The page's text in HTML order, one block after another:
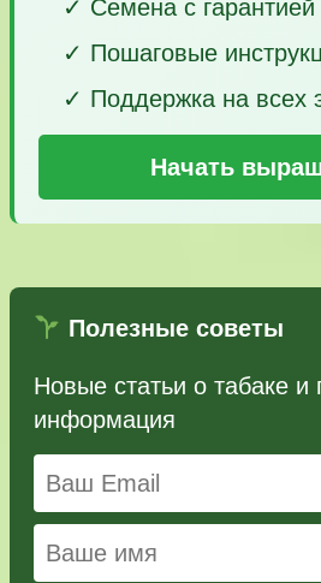
✓ Семена с гарантией
✓ Пошаговые
✓ Поддержка на всех
Начать
Полезные советы
Новые статьи о табаке и
информация